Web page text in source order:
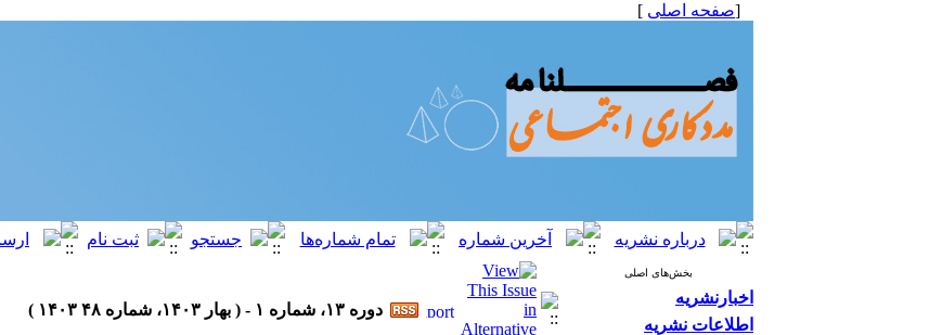
[صفحه اصلی ]
بخش‌های اصلی
اخبارنشریه
اطلاعات نشریه
دوره ۱۳، شماره ۱ - ( بهار ۱۴۰۳، شماره ۴۸ ۱۴۰۳ )